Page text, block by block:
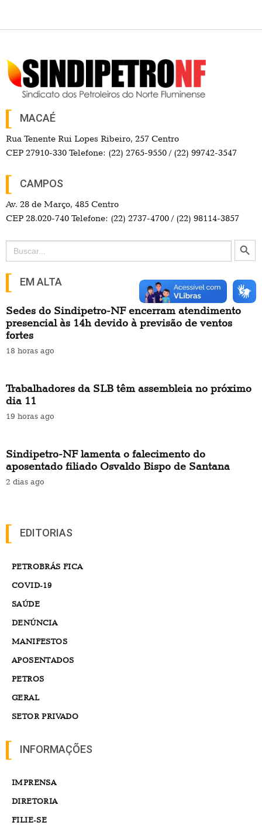
MACAÉ
Rua Tenente Rui Lopes Ribeiro, 257 Centro
CEP 27910-330 Telefone: (22) 2765-9550 / (22) 99742-3547
CAMPOS
Av. 28 de Março, 485 Centro
CEP 28.020-740 Telefone: (22) 2737-4700 / (22) 98114-3857
Search
for:
Search Button
EM ALTA
Sedes do Sindipetro-NF encerram atendimento
presencial às 14h devido à previsão de ventos
fortes
18 horas ago
Trabalhadores da SLB têm assembleia no próximo
dia 11
19 horas ago
Sindipetro-NF lamenta o falecimento do
aposentado filiado Osvaldo Bispo de Santana
2 dias ago
EDITORIAS
PETROBRÁS FICA
COVID-19
SAÚDE
DENÚNCIA
MANIFESTOS
APOSENTADOS
PETROS
GERAL
SETOR PRIVADO
INFORMAÇÕES
IMPRENSA
DIRETORIA
FILIE-SE